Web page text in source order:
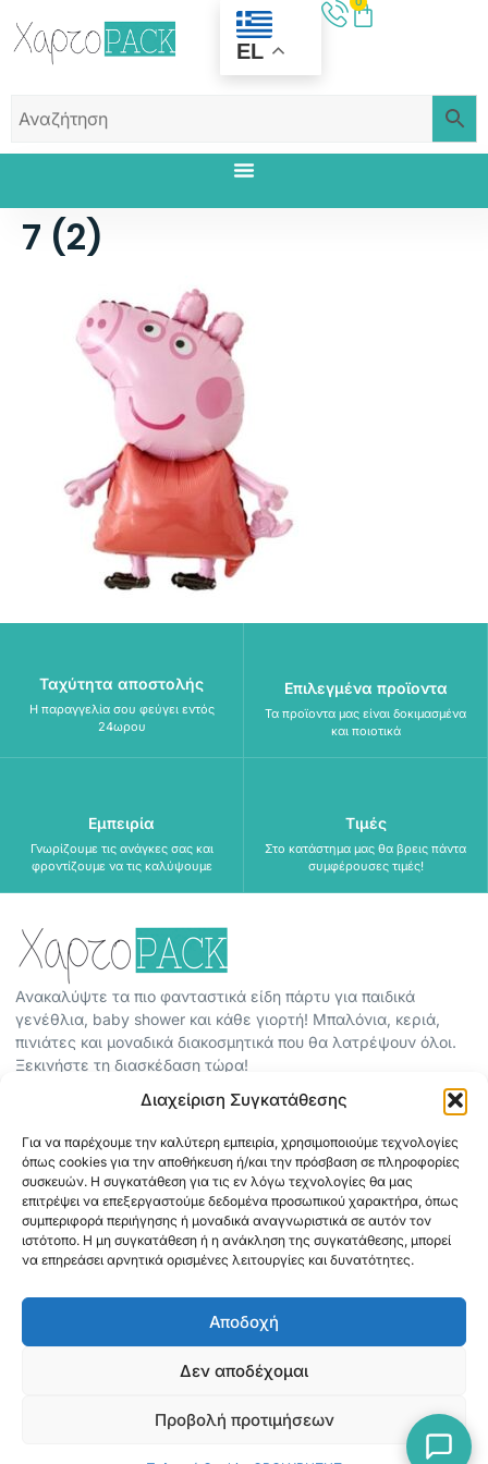
Διαχείριση Συγκατάθεσης
Για να παρέχουμε την καλύτερη εμπειρία, χρησιμοποιούμε τεχνολογίες
όπως cookies για την αποθήκευση ή/και την πρόσβαση σε πληροφορίες
συσκευών. Η συγκατάθεση για τις εν λόγω τεχνολογίες θα μας
επιτρέψει να επεξεργαστούμε δεδομένα προσωπικού χαρακτήρα, όπως
συμπεριφορά περιήγησης ή μοναδικά αναγνωριστικά σε αυτόν τον
ιστότοπο. Η μη συγκατάθεση ή η ανάκληση της συγκατάθεσης, μπορεί
να επηρεάσει αρνητικά ορισμένες λειτουργίες και δυνατότητες.
Αποδοχή
Δεν αποδέχομαι
Προβολή προτιμήσεων
EL
7 (2)
Ταχύτητα αποστολής
Η παραγγελία σου φεύγει εντός
24ωρου
Επιλεγμένα προϊοντα
Τα προϊοντα μας είναι δοκιμασμένα
και ποιοτικά
Εμπειρία
Γνωρίζουμε τις ανάγκες σας και
φροντίζουμε να τις καλύψουμε
Τιμές
Στο κατάστημα μας θα βρεις πάντα
συμφέρουσες τιμές!
Ανακαλύψτε τα πιο φανταστικά είδη πάρτυ για παιδικά
γενέθλια, baby shower και κάθε γιορτή! Μπαλόνια, κεριά,
πινιάτες και μοναδικά διακοσμητικά που θα λατρέψουν όλοι.
Ξεκινήστε τη διασκέδαση τώρα!
ΟΡΟΙ ΧΡΗΣΗΣ
ΠΟΛΙΤΙΚΗ ΑΠΟΡΡΗΤΟΥ
ABOUT
ΕΠΙΚΟΙΝΩΝΙΑ
Copyright © 2026 Mediaspot.gr Κατασκευή ιστοσελίδων